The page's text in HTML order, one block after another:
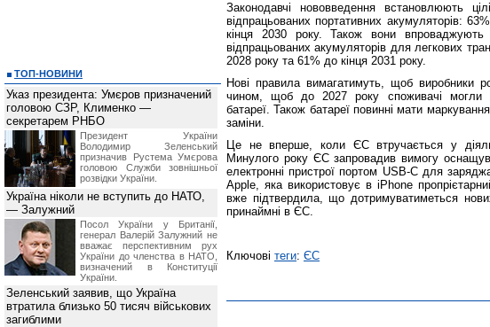
Законодавчі нововведення встановлюють
відпрацьованих портативних акумуляторів:
кінця 2030 року. Також вони впроваджують
відпрацьованих акумуляторів для легкових
2028 року та 61% до кінця 2031 року.
Нові правила вимагатимуть, щоб виробники
чином, щоб до 2027 року споживачі могли
батареї. Також батареї повинні мати
заміни.
Це не вперше, коли ЄС втручається у
Минулого року ЄС запровадив вимогу
електронні пристрої портом USB-C для
Apple, яка використовує в iPhone
вже підтвердила, що дотримуватиметься
принаймні в ЄС.
Ключові теги: ЄС
ТОП-НОВИНИ
Указ президента: Умєров призначений
головою СЗР, Клименко —
секретарем РНБО
Президент України
Володимир Зеленський
призначив Pустема Умєрова
головою Служби зовнішньої
розвідки України.
Україна ніколи не вступить до НАТО,
— Залужний
Посол України у Британії,
генерал Валерій Залужний не
вважає перспективним рух
України до членства в НАТО,
визначений в Конституції
України.
Зеленський заявив, що Україна
втратила близько 50 тисяч військових
загиблими